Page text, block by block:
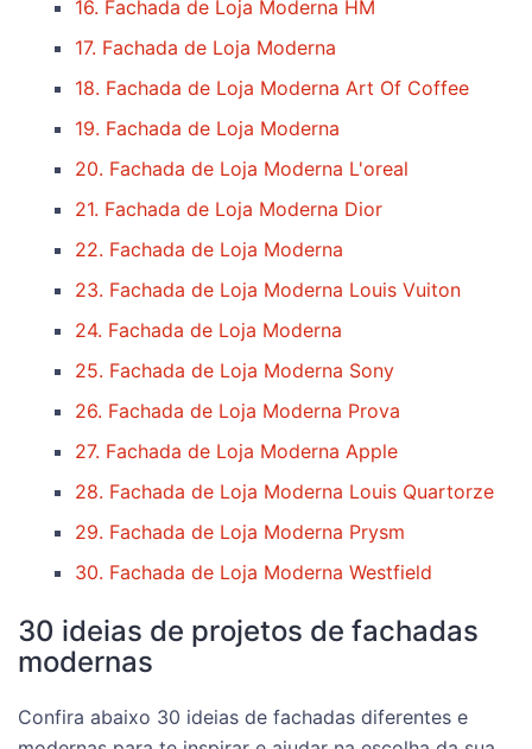
16. Fachada de Loja Moderna HM
17. Fachada de Loja Moderna
18. Fachada de Loja Moderna Art Of Coffee
19. Fachada de Loja Moderna
20. Fachada de Loja Moderna L'oreal
21. Fachada de Loja Moderna Dior
22. Fachada de Loja Moderna
23. Fachada de Loja Moderna Louis Vuiton
24. Fachada de Loja Moderna
25. Fachada de Loja Moderna Sony
26. Fachada de Loja Moderna Prova
27. Fachada de Loja Moderna Apple
28. Fachada de Loja Moderna Louis Quartorze
29. Fachada de Loja Moderna Prysm
30. Fachada de Loja Moderna Westfield
30 ideias de projetos de fachadas
modernas
Confira abaixo 30 ideias de fachadas diferentes e